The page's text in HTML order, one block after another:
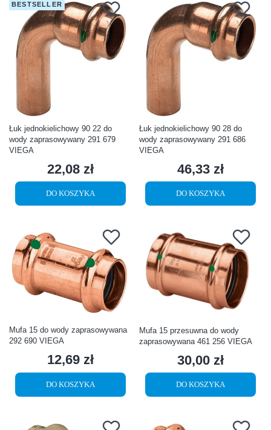
BESTSELLER
Łuk jednokielichowy 90 22 do
wody zaprasowywany 291 679
VIEGA
Cena
22,08 zł
DO KOSZYKA
Łuk jednokielichowy 90 28 do
wody zaprasowywany 291 686
VIEGA
Cena
46,33 zł
DO KOSZYKA
Mufa 15 do wody zaprasowywana
292 690 VIEGA
Cena
12,69 zł
DO KOSZYKA
Mufa 15 przesuwna do wody
zaprasowywana 461 256 VIEGA
Cena
30,00 zł
DO KOSZYKA